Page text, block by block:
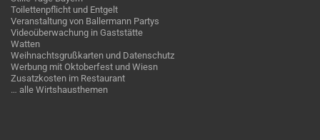
Toilettenpflicht und Entgelt
Veranstaltung von Ballermann Partys
Videoüberwachung in Gaststätte
Watten
Weihnachtsgrußkarten und Datenschutz
Werbung mit Oktoberfest und Wiesn
Zusatzkosten im Restaurant
… alle Wirtshausthemen